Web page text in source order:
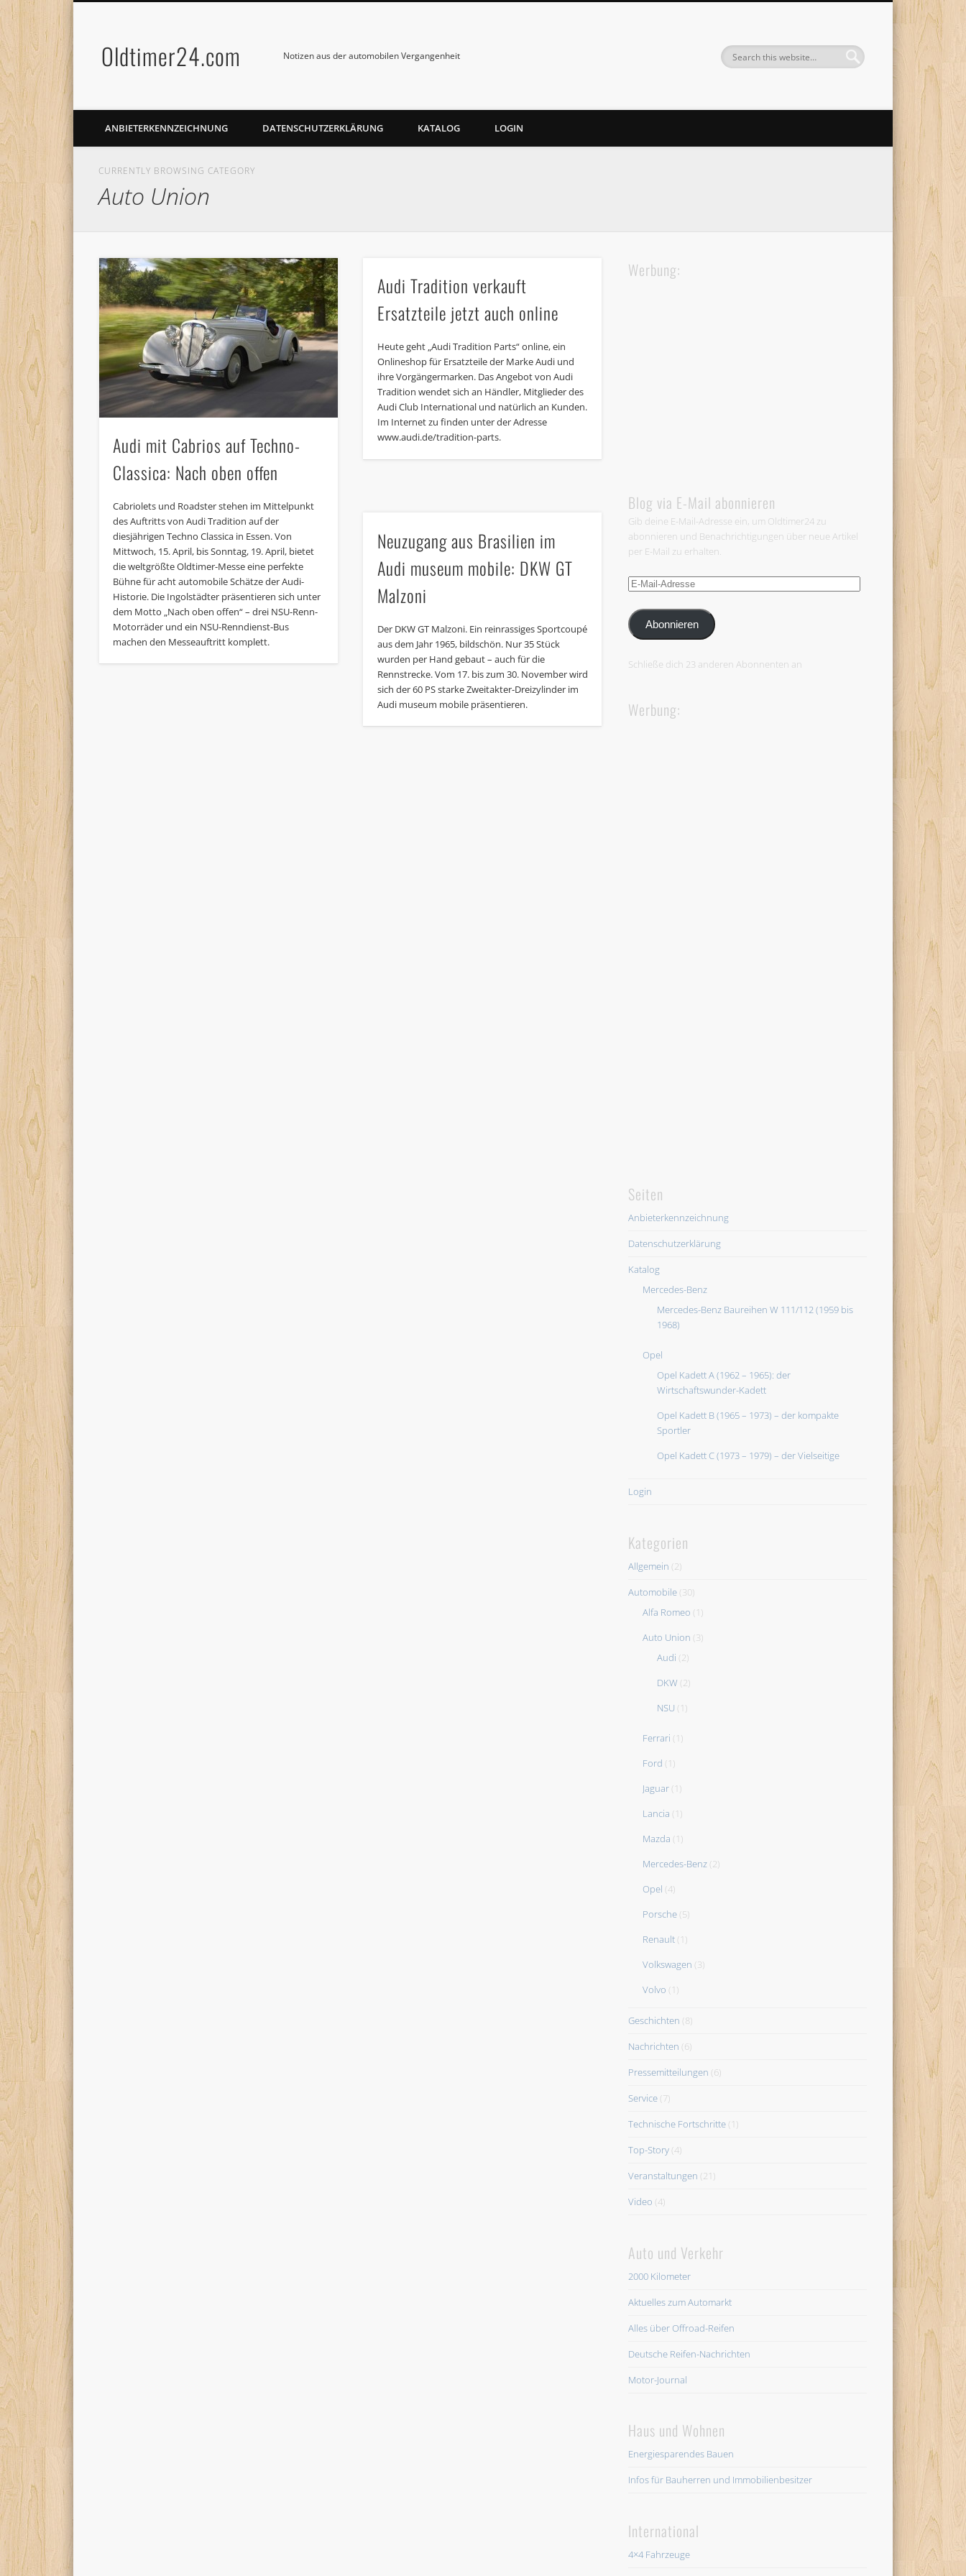
Oldtimer24.com Notizen aus der automobilen Vergangenheit
ANBIETERKENNZEICHNUNG DATENSCHUTZERKLÄRUNG KATALOG LOGIN
CURRENTLY BROWSING CATEGORY
Auto Union
Audi mit Cabrios auf Techno-
Classica: Nach oben offen
Cabriolets und Roadster stehen im Mittelpunkt
des Auftritts von Audi Tradition auf der
diesjährigen Techno Classica in Essen. Von
Mittwoch, 15. April, bis Sonntag, 19. April, bietet
die weltgrößte Oldtimer-Messe eine perfekte
Bühne für acht automobile Schätze der Audi-
Historie. Die Ingolstädter präsentieren sich unter
dem Motto „Nach oben offen“ – drei NSU-Renn-
Motorräder und ein NSU-Renndienst-Bus
machen den Messeauftritt komplett.
Audi Tradition verkauft
Ersatzteile jetzt auch online
Heute geht „Audi Tradition Parts“ online, ein
Onlineshop für Ersatzteile der Marke Audi und
ihre Vorgängermarken. Das Angebot von Audi
Tradition wendet sich an Händler, Mitglieder des
Audi Club International und natürlich an Kunden.
Im Internet zu finden unter der Adresse
www.audi.de/tradition-parts.
Neuzugang aus Brasilien im
Audi museum mobile: DKW GT
Malzoni
Der DKW GT Malzoni. Ein reinrassiges Sportcoupé
aus dem Jahr 1965, bildschön. Nur 35 Stück
wurden per Hand gebaut – auch für die
Rennstrecke. Vom 17. bis zum 30. November wird
sich der 60 PS starke Zweitakter-Dreizylinder im
Audi museum mobile präsentieren.
Werbung:
Blog via E-Mail abonnieren
Gib deine E-Mail-Adresse ein, um Oldtimer24 zu
abonnieren und Benachrichtigungen über neue Artikel
per E-Mail zu erhalten.
E-
Adresse
Abonnieren
Schließe dich 23 anderen Abonnenten an
Werbung:
Seiten
Anbieterkennzeichnung
Datenschutzerklärung
Katalog
Mercedes-Benz
Mercedes-Benz Baureihen W 111/112 (1959 bis
1968)
Opel
Opel Kadett A (1962 – 1965): der
Wirtschaftswunder-Kadett
Opel Kadett B (1965 – 1973) – der kompakte
Sportler
Opel Kadett C (1973 – 1979) – der Vielseitige
Login
Kategorien
Allgemein (2)
Automobile (30)
Alfa Romeo (1)
Auto Union (3)
Audi (2)
DKW (2)
NSU (1)
Ferrari (1)
Ford (1)
Jaguar (1)
Lancia (1)
Mazda (1)
Mercedes-Benz (2)
Opel (4)
Porsche (5)
Renault (1)
Volkswagen (3)
Volvo (1)
Geschichten (8)
Nachrichten (6)
Pressemitteilungen (6)
Service (7)
Technische Fortschritte (1)
Top-Story (4)
Veranstaltungen (21)
Video (4)
Auto und Verkehr
2000 Kilometer
Aktuelles zum Automarkt
Alles über Offroad-Reifen
Deutsche Reifen-Nachrichten
Motor-Journal
Haus und Wohnen
Energiesparendes Bauen
Infos für Bauherren und Immobilienbesitzer
International
4×4 Fahrzeuge